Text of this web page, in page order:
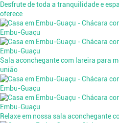
Desfrute de toda a tranquilidade e
oferece
Sala aconchegante com lareira para
união
Relaxe em nossa sala aconchegante